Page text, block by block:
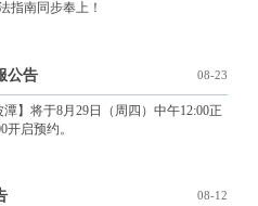
指南同步奉上！
公告 08-23
】将于8月29日（周四）中午12:00正
开启预约。
08-12